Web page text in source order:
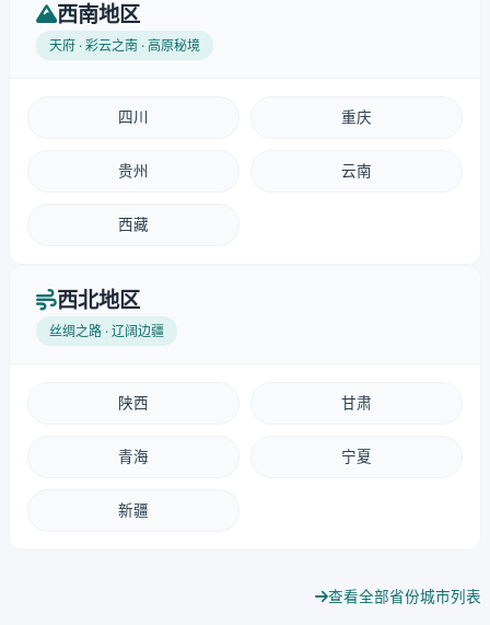
西南地区
天府 · 彩云之南 · 高原秘境
四川 重庆
贵州 云南
西藏
西北地区
丝绸之路 · 辽阔边疆
陕西 甘肃
青海 宁夏
新疆
查看全部省份城市列表